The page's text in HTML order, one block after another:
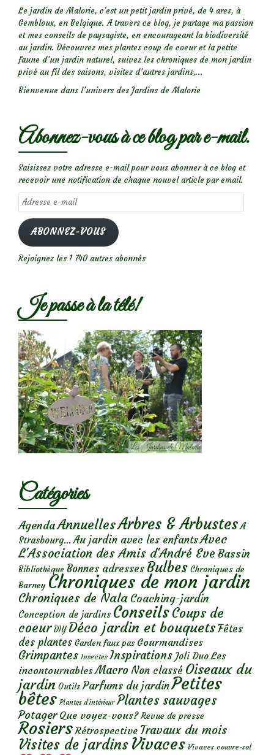
Le jardin de Malorie, c'est un petit jardin privé, de 4 ares, à
Gembloux, en Belgique. A travers ce blog, je partage ma passion
et mes conseils de paysagiste, en encourageant la biodiversité
au jardin. Découvrez mes plantes coup de coeur et la petite
faune d’un jardin naturel, suivez les chroniques de mon jardin
privé au fil des saisons, visitez d’autres jardins,...
Bienvenue dans l’univers des Jardins de Malorie
Abonnez-vous à ce blog par e-mail.
Saisissez votre adresse e-mail pour vous abonner à ce blog et
recevoir une notification de chaque nouvel article par email.
Adresse
e-
mail
ABONNEZ-VOUS
Rejoignez les 1 740 autres abonnés
Je passe à la télé!
Catégories
AgendaAnnuellesArbres & Arbustes A
Strasbourg... Au jardin avec les enfantsAvec
L'Association des Amis d'André Eve Bassin
Bibliothèque Bonnes adresses Bulbes Chroniques de
Barney Chroniques de mon jardin
Chroniques de Nala Coaching-jardin
Conception de jardins ConseilsCoups de
coeur DIY Déco jardin et bouquetsFêtes
des plantes Garden faux pas Gourmandises
Grimpantes Insectes Inspirations Joli Duo Les
incontournables Macro Non classé Oiseaux du
jardin Outils Parfums du jardinPetites
bêtes Plantes d’intérieur Plantes sauvages
Potager Que voyez-vous? Revue de presse
Rosiers Rétrospective Travaux du mois
Visites de jardins Vivaces Vivaces couvre-sol